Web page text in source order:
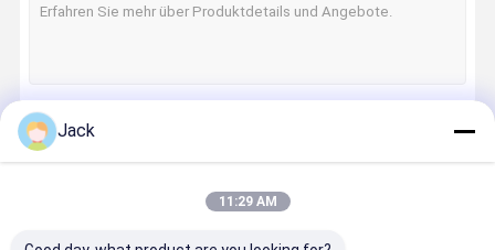
Batterie-Satz 12V LiFePO4
Batterie-Satz 48v Lifepo4
Power-Lithium-Batterie
Jack
11:29 AM